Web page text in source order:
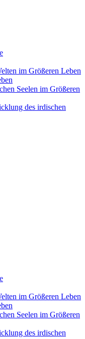
im Größeren Leben
Seelen im Größeren
des irdischen
im Größeren Leben
Seelen im Größeren
des irdischen